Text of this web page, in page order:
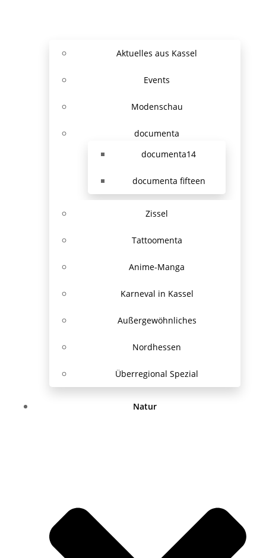
Aktuelles aus Kassel
Events
Modenschau
documenta
documenta14
documenta fifteen
Zissel
Tattoomenta
Anime-Manga
Karneval in Kassel
Außergewöhnliches
Nordhessen
Überregional Spezial
Natur